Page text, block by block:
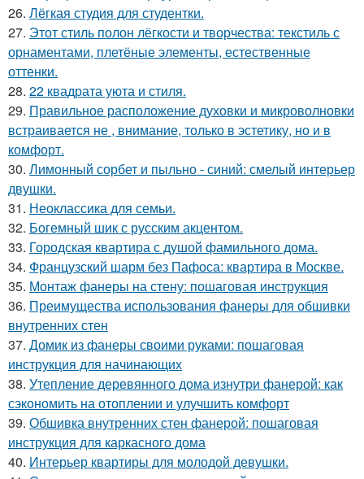
26. Лёгкая студия для студентки.
27. Этот стиль полон лёгкости и творчества: текстиль с
орнаментами, плетёные элементы, естественные
оттенки.
28. 22 квадрата уюта и стиля.
29. Правильное расположение духовки и микроволновки
встраивается не , внимание, только в эстетику, но и в
комфорт.
30. Лимонный сорбет и пыльно - синий: смелый интерьер
двушки.
31. Неоклассика для семьи.
32. Богемный шик с русским акцентом.
33. Городская квартира с душой фамильного дома.
34. Французский шарм без Пафоса: квартира в Москве.
35. Монтаж фанеры на стену: пошаговая инструкция
36. Преимущества использования фанеры для обшивки
внутренних стен
37. Домик из фанеры своими руками: пошаговая
инструкция для начинающих
38. Утепление деревянного дома изнутри фанерой: как
сэкономить на отоплении и улучшить комфорт
39. Обшивка внутренних стен фанерой: пошаговая
инструкция для каркасного дома
40. Интерьер квартиры для молодой девушки.